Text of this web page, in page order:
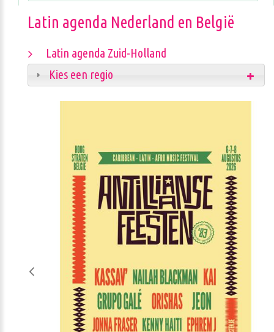
Latin agenda Nederland en België
Latin agenda Zuid-Holland
Kies een regio